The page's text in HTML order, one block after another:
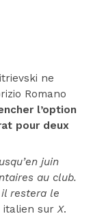
ne
Romano
l’option
pour deux
juin
au club.
restera le
italien sur X.